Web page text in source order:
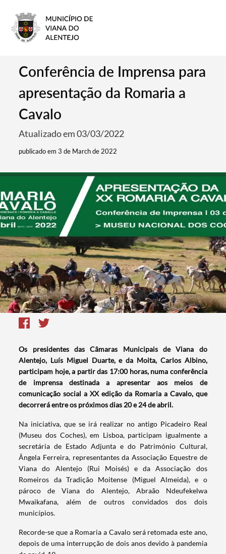
Conferência de Imprensa para
apresentação da Romaria a
Cavalo
Atualizado em 03/03/2022
publicado em 3 de March de 2022
Os presidentes das Câmaras Municipais de Viana do
Alentejo, Luís Miguel Duarte, e da Moita, Carlos Albino,
participam hoje, a partir das 17:00 horas, numa conferência
de imprensa destinada a apresentar aos meios de
comunicação social a XX edição da Romaria a Cavalo, que
decorrerá entre os próximos dias 20 e 24 de abril.
Na iniciativa, que se irá realizar no antigo Picadeiro Real
(Museu dos Coches), em Lisboa, participam igualmente a
secretária de Estado Adjunta e do Património Cultural,
Ângela Ferreira, representantes da Associação Equestre de
Viana do Alentejo (Rui Moisés) e da Associação dos
Romeiros da Tradição Moitense (Miguel Almeida), e o
pároco de Viana do Alentejo, Abraão Ndeufekelwa
Mwaikafana, além de outros convidados dos dois
municípios.
Recorde-se que a Romaria a Cavalo será retomada este ano,
depois de uma interrupção de dois anos devido à pandemia